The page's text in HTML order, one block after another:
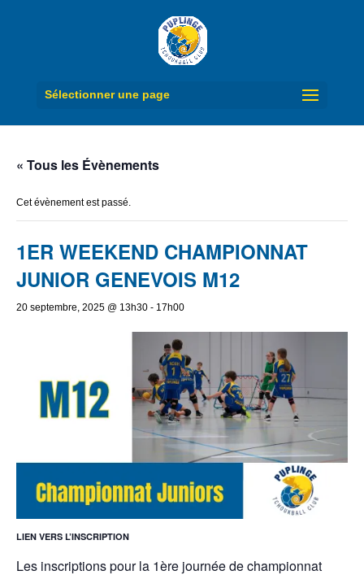
Sélectionner une page
« Tous les Évènements
Cet évènement est passé.
1ER WEEKEND CHAMPIONNAT
JUNIOR GENEVOIS M12
20 septembre, 2025 @ 13h30 - 17h00
LIEN VERS L’INSCRIPTION
Les inscriptions pour la 1ère journée de championnat